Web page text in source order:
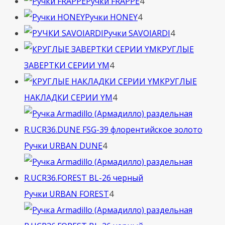
Ручки HONEY44
товара
Ручки SAVOIARDI44
товара
КРУГЛЫЕ
ЗАВЕРТКИ СЕРИИ YM44
товара
КРУГЛЫЕ
НАКЛАДКИ СЕРИИ YM44
товара
Ручки URBAN DUNE44
товара
Ручки URBAN FOREST44
товара